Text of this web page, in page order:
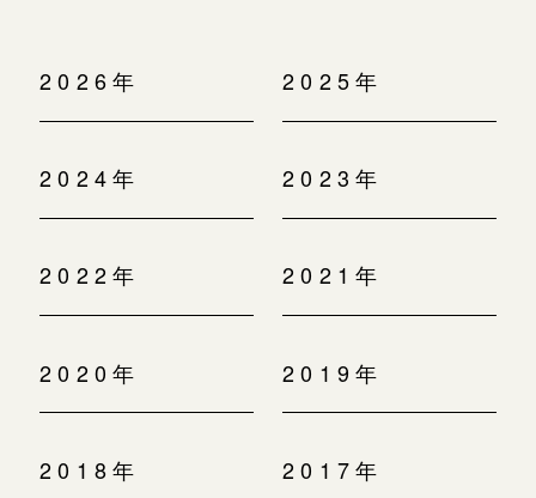
2026年 2025年
2024年 2023年
2022年 2021年
2020年 2019年
2018年 2017年